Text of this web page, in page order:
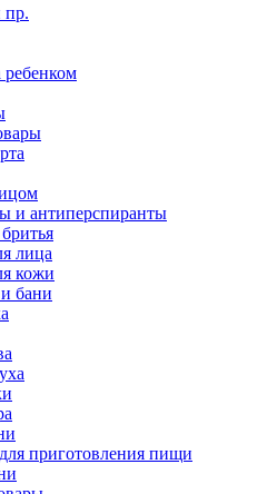
пр.
ребенком
и антиперспиранты
лица
кожи
бани
приготовления пищи